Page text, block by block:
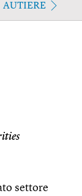
AUTIERE
settore